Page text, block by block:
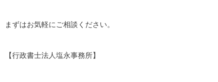
まずはお気軽にご相談ください。
【行政書士法人塩永事務所】